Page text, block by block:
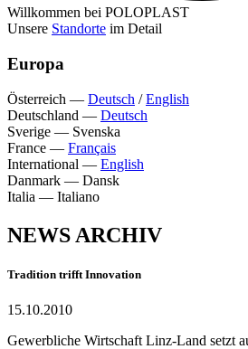
Willkommen bei POLOPLAST
Unsere Standorte im Detail
Europa
Österreich — Deutsch /English
Deutschland — Deutsch
Sverige — Svenska
France — Français
International — English
Danmark — Dansk
Italia — Italiano
NEWS ARCHIV
Tradition trifft Innovation
15.10.2010
Gewerbliche Wirtschaft Linz-Land setzt